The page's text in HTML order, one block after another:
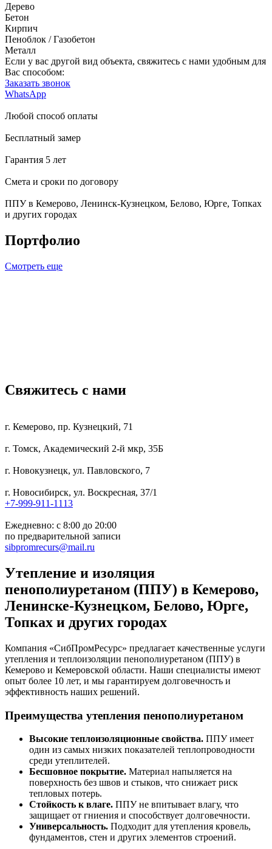
Дерево
Бетон
Кирпич
Пеноблок / Газобетон
Металл
Если у вас другой вид объекта, свяжитесь с нами удобным для
Вас способом:
Заказать звонок
WhatsApp
Любой способ оплаты
Бесплатный замер
Гарантия 5 лет
Смета и сроки по договору
ППУ в Кемерово, Ленинск-Кузнецком, Белово, Юрге, Топках
и других городах
Портфолио
Смотреть еще
Свяжитесь с нами
г. Кемерово, пр. Кузнецкий, 71
г. Томск, Академический 2-й мкр, 35Б
г. Новокузнецк, ул. Павловского, 7
г. Новосибирск, ул. Воскресная, 37/1
+7-999-911-1113
Ежедневно: с 8:00 до 20:00
по предварительной записи
sibpromrecurs@mail.ru
Утепление и изоляция
пенополиуретаном (ППУ) в Кемерово,
Ленинске-Кузнецком, Белово, Юрге,
Топках и других городах
Компания «СибПромРесурс» предлагает качественные услуги
утепления и теплоизоляции пенополиуретаном (ППУ) в
Кемерово и Кемеровской области. Наши специалисты имеют
опыт более 10 лет, и мы гарантируем долговечность и
эффективность наших решений.
Преимущества утепления пенополиуретаном
Высокие теплоизоляционные свойства. ППУ имеет
один из самых низких показателей теплопроводности
среди утеплителей.
Бесшовное покрытие. Материал напыляется на
поверхность без швов и стыков, что снижает риск
тепловых потерь.
Стойкость к влаге. ППУ не впитывает влагу, что
защищает от гниения и способствует долговечности.
Универсальность. Подходит для утепления кровель,
фундаментов, стен и других элементов строений.